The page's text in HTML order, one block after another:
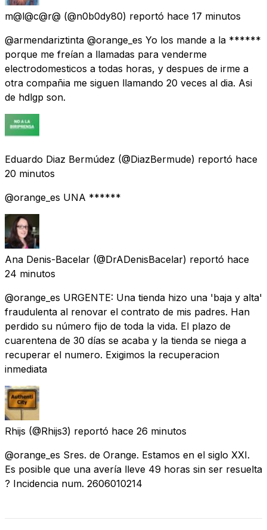
m@l@c@r@ (@n0b0dy80) reportó hace 17 minutos
@armendariztinta @orange_es Yo los mande a la ******
porque me freían a llamadas para venderme
electrodomesticos a todas horas, y despues de irme a
otra compañia me siguen llamando 20 veces al dia. Asi
de hdlgp son.
Eduardo Diaz Bermúdez (@DiazBermude) reportó hace
20 minutos
@orange_es UNA ******
Ana Denis-Bacelar (@DrADenisBacelar) reportó hace
24 minutos
@orange_es URGENTE: Una tienda hizo una 'baja y alta'
fraudulenta al renovar el contrato de mis padres. Han
perdido su número fijo de toda la vida. El plazo de
cuarentena de 30 días se acaba y la tienda se niega a
recuperar el numero. Exigimos la recuperacion
inmediata
Rhijs (@Rhijs3) reportó hace 26 minutos
@orange_es Sres. de Orange. Estamos en el siglo XXI.
Es posible que una avería lleve 49 horas sin ser resuelta
? Incidencia num. 2606010214